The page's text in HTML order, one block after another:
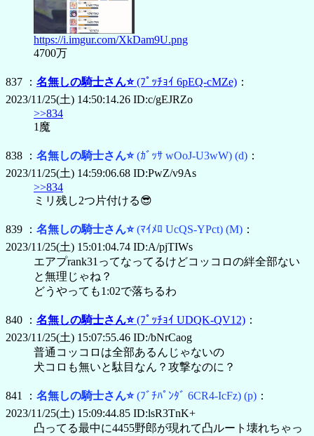
https://i.imgur.com/XkDam9U.png
4700万
837 ： 名無しの騎士さん⭐(ﾌﾟｯﾁｮｲ 6pEQ-cMZe) ：
2023/11/25(土) 14:50:14.26 ID:c/gEJRZo
>>834
1魔
838 ： 名無しの騎士さん⭐(ｶﾞｯｻ wOoJ-U3wW) (d) ：
2023/11/25(土) 14:59:06.68 ID:PwZ/v9As
>>834
ミリ残し2つ片付ける😎
839 ： 名無しの騎士さん⭐(ﾏｲﾒﾛ UcQS-YPct) (M) ：
2023/11/25(土) 15:01:04.74 ID:A/pjTIWs
エアプrank31ってなってるけどコッコロの絆全部ない
と無理じゃね？
どうやっても1:02で落ちるわ
840 ： 名無しの騎士さん⭐(ﾌﾟｯﾁｮｲ UDQK-QV12) ：
2023/11/25(土) 15:07:55.46 ID:/bNrCaog
普通コッコロは全部あるんじゃないの
犬コロも無いと駄目なん？攻撃なのに？
841 ： 名無しの騎士さん⭐(ﾌﾞﾁﾊﾟﾝﾀﾞ 6CR4-IcFz) (p) ：
2023/11/25(土) 15:09:44.85 ID:lsR3TnK+
凸ってる最中に4455野郎が現れて凸ルート壊れちゃっ